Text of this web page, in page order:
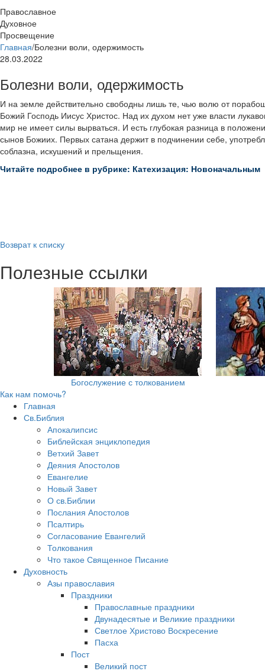
Православное
Духовное
Просвещение
Главная/Болезни воли, одержимость
28.03.2022
Болезни воли, одержимость
И на земле действительно свободны лишь те, чью волю от
Божий Господь Иисус Христос. Над их духом нет уже власти
мир не имеет силы вырваться. И есть глубокая разница в
сынов Божиих. Первых сатана держит в подчинении себе,
соблазна, искушений и прельщения.
Читайте подробнее в рубрике: Катехизация: Новоначальным
Возврат к списку
Полезные ссылки
Богослужение с толкованием
Как нам помочь?
Главная
Св.Библия
Апокалипсис
Библейская энциклопедия
Ветхий Завет
Деяния Апостолов
Евангелие
Новый Завет
О св.Библии
Послания Апостолов
Псалтирь
Согласование Евангелий
Толкования
Что такое Священное Писание
Духовность
Азы православия
Праздники
Православные праздники
Двунадесятые и Великие праздники
Светлое Христово Воскресение
Пасха
Пост
Великий пост